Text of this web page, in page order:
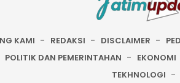
KAMI REDAKSI DISCLAIMER
POLITIK DAN PEMERINTAHAN EKONOMI
TEKHNOLOGI